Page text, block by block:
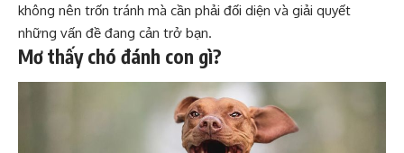
không nên trốn tránh mà cần phải đối diện và giải quyết
những vấn đề đang cản trở bạn.
Mơ thấy chó đánh con gì?